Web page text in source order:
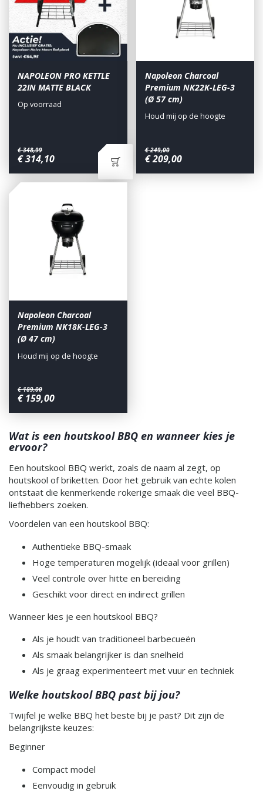
NAPOLEON PRO KETTLE
22IN MATTE BLACK
€ 348,99
€314,10
Op voorraad
Napoleon Charcoal
Premium NK22K-LEG-3
(Ø 57 cm)
€ 249,00
€209,00
Houd mij op de hoogte
Napoleon Charcoal
Premium NK18K-LEG-3
(Ø 47 cm)
€ 189,00
€ 159,00
Houd mij op de hoogte
Wat is een houtskool BBQ en wanneer kies je
ervoor?
Een houtskool BBQ werkt, zoals de naam al zegt, op
houtskool of briketten. Door het gebruik van echte kolen
ontstaat die kenmerkende rokerige smaak die veel BBQ-
liefhebbers zoeken.
Voordelen van een houtskool BBQ:
Authentieke BBQ-smaak
Hoge temperaturen mogelijk (ideaal voor grillen)
Veel controle over hitte en bereiding
Geschikt voor direct en indirect grillen
Wanneer kies je een houtskool BBQ?
Als je houdt van traditioneel barbecueën
Als smaak belangrijker is dan snelheid
Als je graag experimenteert met vuur en techniek
Welke houtskool BBQ past bij jou?
Twijfel je welke BBQ het beste bij je past? Dit zijn de
belangrijkste keuzes:
Beginner
Compact model
Eenvoudig in gebruik